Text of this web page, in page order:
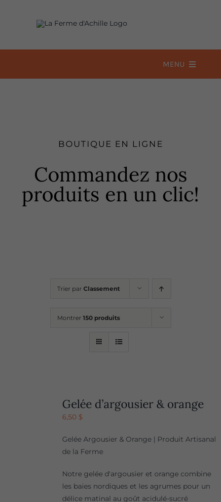
MENU
Recettes
BOUTIQUE EN LIGNE
Commandez nos
produits en un clic!
Trier par Classement
Montrer 150 produits
Gelée d’argousier & orange
6,50 $
Gelée Argousier & Orange | Produit Artisanal
de la Ferme
Notre gelée d'argousier et orange combine
les baies nordiques et les agrumes pour un
délice matinal au goût acidulé-sucré